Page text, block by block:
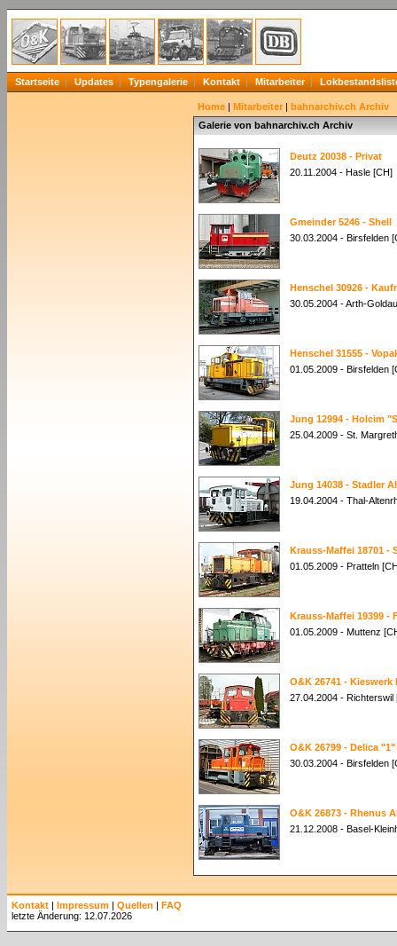
Startseite Updates Typengalerie Kontakt Mitarbeiter
Home | Mitarbeiter | bahnarchiv.ch Archiv
Galerie von bahnarchiv.ch Archiv
Deutz 20038 - Privat
20.11.2004 - Hasle [CH]
Gmeinder 5246 - Shell
30.03.2004 - Birsfelden
Henschel 30926 -
30.05.2004 - Arth-
Henschel 31555 -
01.05.2009 - Birsfelden
Jung 12994 - Holcim
25.04.2009 - St.
Jung 14038 - Stadler
19.04.2004 - Thal-
Krauss-Maffei 18701 -
01.05.2009 - Pratteln
Krauss-Maffei 19399 -
01.05.2009 - Muttenz
O&K 26741 -
27.04.2004 - Richterswil
O&K 26799 - Delica "1"
30.03.2004 - Birsfelden
O&K 26873 - Rhenus
21.12.2008 - Basel-
Kontakt | Impressum | Quellen | FAQ
letzte Änderung: 12.07.2026